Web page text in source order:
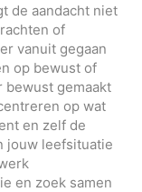
de aandacht niet
of
vanuit gegaan
op bewust of
bewust gemaakt
op wat
en zelf de
jouw leefsituatie
en zoek samen